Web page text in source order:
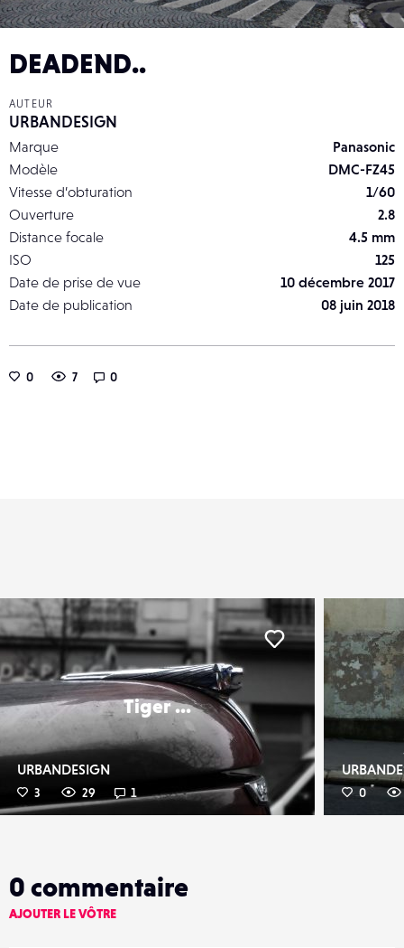
DEADEND..
AUTEUR
URBANDESIGN
Marque
Panasonic
Modèle
DMC-FZ45
Vitesse d’obturation
1/60
Ouverture
2.8
Distance focale
4.5 mm
ISO
125
Date de prise de vue
10 décembre 2017
Date de publication
08 juin 2018
0 7 0
Tiger ...
URBANDESIGN
3 29 1
Liker
0
0 commentaire
AJOUTER LE VÔTRE